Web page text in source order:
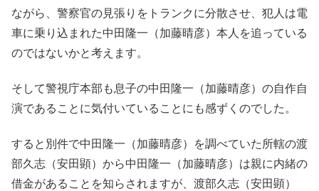
ながら、警察官の見張りをトランクに分散させ、犯人は電
車に乗り込まれた中田隆一（加藤晴彦）本人を追っている
のではないかと考えます。
そして警視庁本部も息子の中田隆一（加藤晴彦）の自作自
演であることに気付いていることにも感ずくのでした。
すると別件で中田隆一（加藤晴彦）を調べていた所轄の渡
部久志（安田顕）から中田隆一（加藤晴彦）は親に内緒の
借金があることを知らされますが、渡部久志（安田顕）